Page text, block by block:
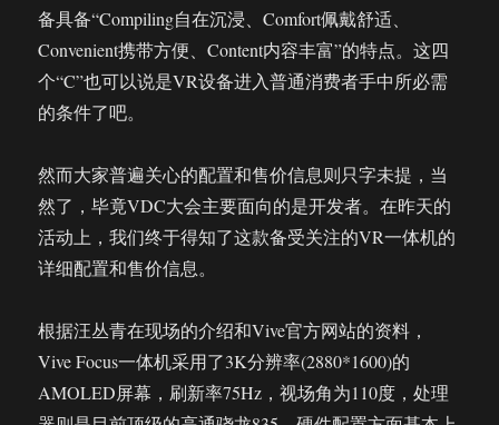
备具备“Compiling自在沉浸、Comfort佩戴舒适、
Convenient携带方便、Content内容丰富”的特点。这四
个“C”也可以说是VR设备进入普通消费者手中所必需
的条件了吧。
然而大家普遍关心的配置和售价信息则只字未提，当
然了，毕竟VDC大会主要面向的是开发者。在昨天的
活动上，我们终于得知了这款备受关注的VR一体机的
详细配置和售价信息。
根据汪丛青在现场的介绍和Vive官方网站的资料，
Vive Focus一体机采用了3K分辨率(2880*1600)的
AMOLED屏幕，刷新率75Hz，视场角为110度，处理